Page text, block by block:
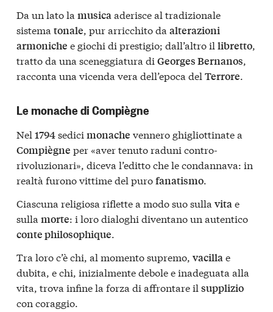
Da un lato la musicaaderisce al tradizionale
sistema tonale, pur arricchito da alterazioni
armoniche e giochi di prestigio; dall’altro il libretto,
tratto da una sceneggiatura di Georges Bernanos,
racconta una vicenda vera dell’epoca del Terrore.
Le monache di Compiègne
Nel 1794sedici monache vennero ghigliottinate a
Compiègne per «aver tenuto raduni contro-
rivoluzionari», diceva l’editto che le condannava: in
realtà furono vittime del purofanatismo.
Ciascuna religiosa riflette a modo suo sulla vitae
sulla morte: i loro dialoghi diventano un autentico
conte philosophique.
Tra loro c’è chi, al momento supremo, vacilla e
dubita, e chi, inizialmente debole e inadeguata alla
vita, trova infine la forza di affrontare il supplizio
con coraggio.